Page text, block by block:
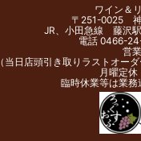
ワイン＆
〒251-0025 神
JR、小田急線 藤沢
電話 0466-
営
（当日店頭引き取りラストオー
月曜定休
臨時休業等は業務